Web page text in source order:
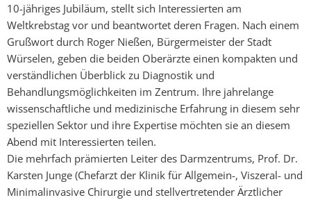
10-jähriges Jubiläum, stellt sich Interessierten am
Weltkrebstag vor und beantwortet deren Fragen. Nach einem
Grußwort durch Roger Nießen, Bürgermeister der Stadt
Würselen, geben die beiden Oberärzte einen kompakten und
verständlichen Überblick zu Diagnostik und
Behandlungsmöglichkeiten im Zentrum. Ihre jahrelange
wissenschaftliche und medizinische Erfahrung in diesem sehr
speziellen Sektor und ihre Expertise möchten sie an diesem
Abend mit Interessierten teilen.
Die mehrfach prämierten Leiter des Darmzentrums, Prof. Dr.
Karsten Junge (Chefarzt der Klinik für Allgemein-, Viszeral- und
Minimalinvasive Chirurgie und stellvertretender Ärztlicher